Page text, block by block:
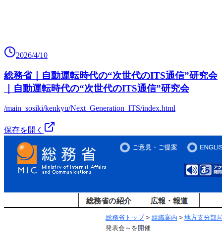
2026/4/10
総務省｜自動運転時代の“次世代のITS通信”研究会
｜自動運転時代の“次世代のITS通信”研究会
/main_sosiki/kenkyu/Next_Generation_ITS/index.html
保存を開く